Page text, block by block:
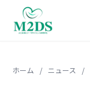
ホーム / ニュース /